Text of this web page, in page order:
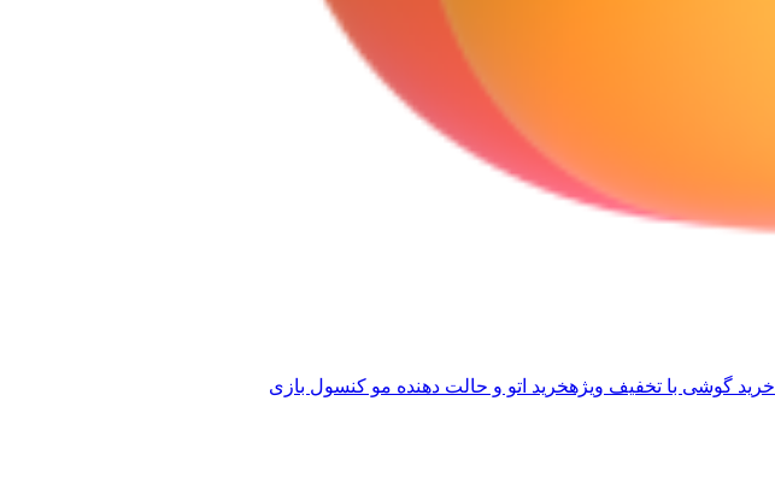
خرید گوشی با تخفیف ویژهخرید اتو و حالت دهنده مو کنسول بازی